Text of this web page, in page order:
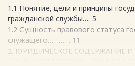
1.1 Понятие, цели и принципы
гражданской службы…. 5
1.2 Сущность правового статуса
служащего………… 11
2. ЮРИДИЧЕСКОЕ СОДЕРЖАНИЕ И